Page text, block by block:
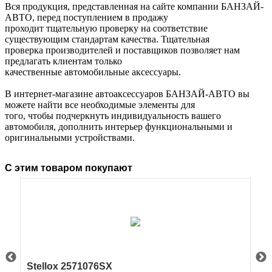
Вся продукция, представленная на сайте компании БАНЗАЙ-
АВТО, перед поступлением в продажу
проходит тщательную проверку на соответствие
существующим стандартам качества. Тщательная
проверка производителей и поставщиков позволяет нам
предлагать клиентам только
качественные автомобильные аксессуары.
В интернет-магазине автоаксессуаров БАНЗАЙ-АВТО вы
можете найти все необходимые элементы для
того, чтобы подчеркнуть индивидуальность вашего
автомобиля, дополнить интерьер функциональными и
оригинальными устройствами.
С этим товаром покупают
Stellox 2571076SX